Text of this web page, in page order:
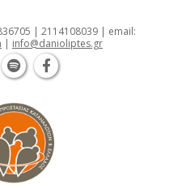
| 2114108039 | email:
| info@danioliptes.gr